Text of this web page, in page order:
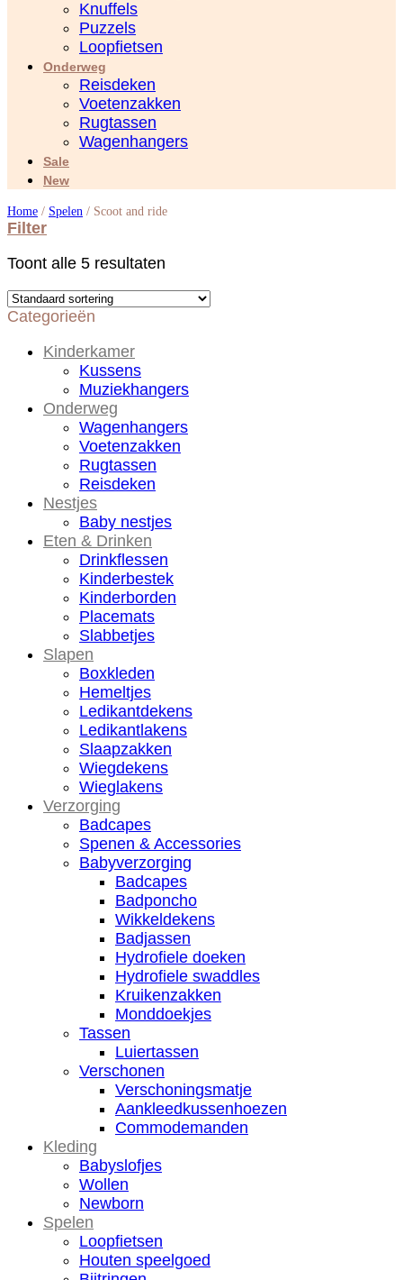
Knuffels
Puzzels
Loopfietsen
Onderweg
Reisdeken
Voetenzakken
Rugtassen
Wagenhangers
Sale
New
Home / Spelen / Scoot and ride
Filter
Toont alle 5 resultaten
Categorieën
Kinderkamer
Kussens
Muziekhangers
Onderweg
Wagenhangers
Voetenzakken
Rugtassen
Reisdeken
Nestjes
Baby nestjes
Eten & Drinken
Drinkflessen
Kinderbestek
Kinderborden
Placemats
Slabbetjes
Slapen
Boxkleden
Hemeltjes
Ledikantdekens
Ledikantlakens
Slaapzakken
Wiegdekens
Wieglakens
Verzorging
Badcapes
Spenen & Accessories
Babyverzorging
Badcapes
Badponcho
Wikkeldekens
Badjassen
Hydrofiele doeken
Hydrofiele swaddles
Kruikenzakken
Monddoekjes
Tassen
Luiertassen
Verschonen
Verschoningsmatje
Aankleedkussenhoezen
Commodemanden
Kleding
Babyslofjes
Wollen
Newborn
Spelen
Loopfietsen
Houten speelgoed